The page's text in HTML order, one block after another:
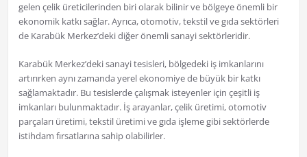
gelen çelik üreticilerinden biri olarak bilinir ve bölgeye önemli bir
ekonomik katkı sağlar. Ayrıca, otomotiv, tekstil ve gıda sektörleri
de Karabük Merkez’deki diğer önemli sanayi sektörleridir.
Karabük Merkez’deki sanayi tesisleri, bölgedeki iş imkanlarını
artırırken aynı zamanda yerel ekonomiye de büyük bir katkı
sağlamaktadır. Bu tesislerde çalışmak isteyenler için çeşitli iş
imkanları bulunmaktadır. İş arayanlar, çelik üretimi, otomotiv
parçaları üretimi, tekstil üretimi ve gıda işleme gibi sektörlerde
istihdam fırsatlarına sahip olabilirler.